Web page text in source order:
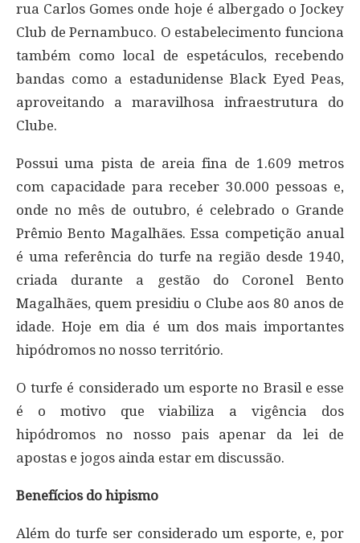
rua Carlos Gomes onde hoje é albergado o Jockey
Club de Pernambuco. O estabelecimento funciona
também como local de espetáculos, recebendo
bandas como a estadunidense Black Eyed Peas,
aproveitando a maravilhosa infraestrutura do
Clube.
Possui uma pista de areia fina de 1.609 metros
com capacidade para receber 30.000 pessoas e,
onde no mês de outubro, é celebrado o Grande
Prêmio Bento Magalhães. Essa competição anual
é uma referência do turfe na região desde 1940,
criada durante a gestão do Coronel Bento
Magalhães, quem presidiu o Clube aos 80 anos de
idade. Hoje em dia é um dos mais importantes
hipódromos no nosso território.
O turfe é considerado um esporte no Brasil e esse
é o motivo que viabiliza a vigência dos
hipódromos no nosso pais apenar da lei de
apostas e jogos ainda estar em discussão.
Benefícios do hipismo
Além do turfe ser considerado um esporte, e, por